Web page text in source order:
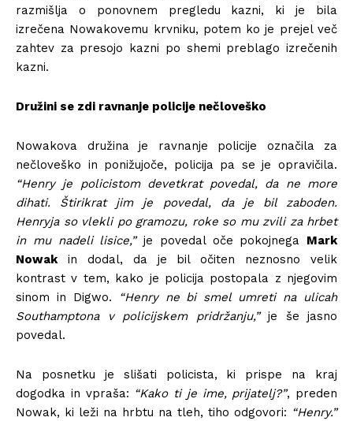
razmišlja o ponovnem pregledu kazni, ki je bila
izrečena Nowakovemu krvniku, potem ko je prejel več
zahtev za presojo kazni po shemi preblago izrečenih
kazni.
Družini se zdi ravnanje policije nečloveško
Nowakova družina je ravnanje policije označila za
nečloveško in ponižujoče, policija pa se je opravičila.
“Henry je policistom devetkrat povedal, da ne more
dihati. Štirikrat jim je povedal, da je bil zaboden.
Henryja so vlekli po gramozu, roke so mu zvili za hrbet
in mu nadeli lisice,”je povedal oče pokojnega Mark
Nowakin dodal, da je bil očiten neznosno velik
kontrast v tem, kako je policija postopala z njegovim
sinom in Digwo.
“Henry ne bi smel umreti na ulicah
Southamptona v policijskem pridržanju,”je še jasno
povedal.
Na posnetku je slišati policista, ki prispe na kraj
dogodka in vpraša: “Kako ti je ime, prijatelj?”, preden
Nowak, ki leži na hrbtu na tleh, tiho odgovori: “Henry.”